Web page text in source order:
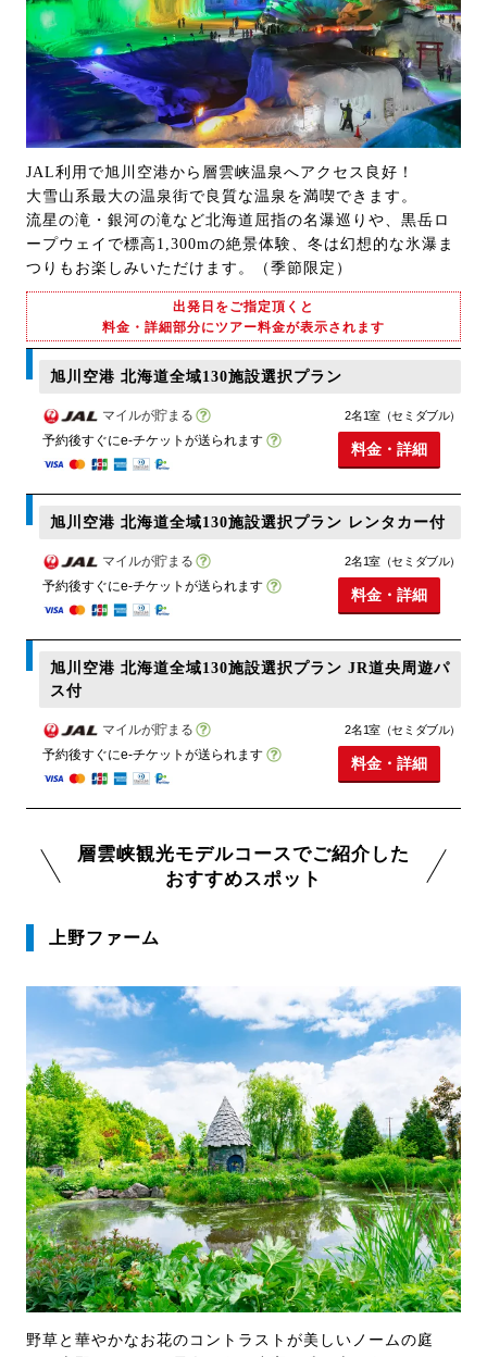
JAL利用で旭川空港から層雲峡温泉へアクセス良好！
大雪山系最大の温泉街で良質な温泉を満喫できます。
流星の滝・銀河の滝など北海道屈指の名瀑巡りや、黒岳ロ
ープウェイで標高1,300mの絶景体験、冬は幻想的な氷瀑ま
つりもお楽しみいただけます。（季節限定）
出発日をご指定頂くと
料金・詳細部分にツアー料金が表示されます
旭川空港 北海道全域130施設選択プラン
マイルが貯まる
予約後すぐにe-チケットが送られます
2名1室（セミダブル）
料金・詳細
旭川空港 北海道全域130施設選択プラン レンタカー付
マイルが貯まる
予約後すぐにe-チケットが送られます
2名1室（セミダブル）
料金・詳細
旭川空港 北海道全域130施設選択プラン JR道央周遊パ
ス付
マイルが貯まる
予約後すぐにe-チケットが送られます
2名1室（セミダブル）
料金・詳細
層雲峡観光モデルコースでご紹介した
おすすめスポット
上野ファーム
野草と華やかなお花のコントラストが美しいノームの庭